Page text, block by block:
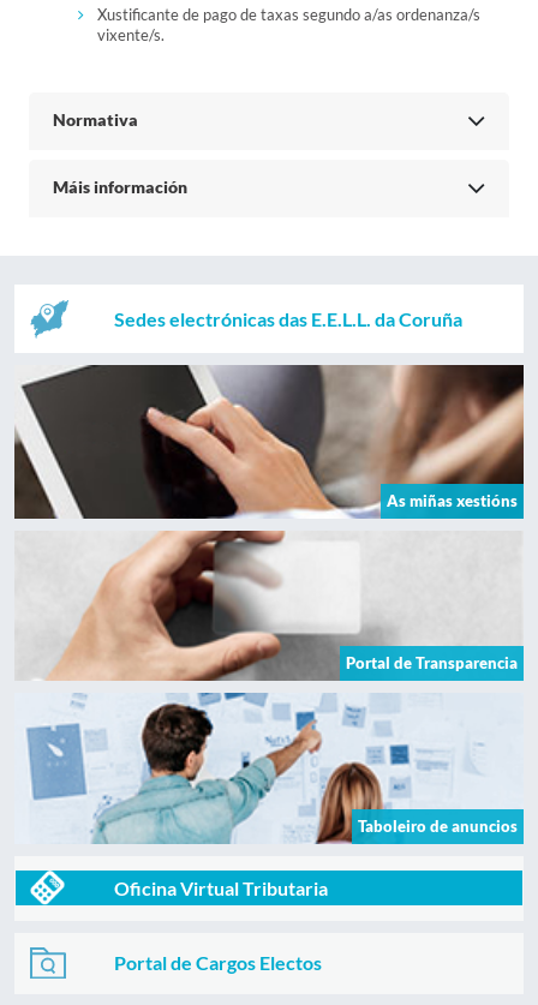
Xustificante de pago de taxas segundo a/as ordenanza/s
vixente/s.
Normativa
Máis información
Sedes electrónicas das E.E.L.L. da Coruña
As miñas xestións
Portal de Transparencia
Taboleiro de anuncios
Oficina Virtual Tributaria
Portal de Cargos Electos